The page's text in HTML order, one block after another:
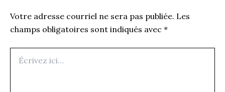
Votre adresse courriel ne sera pas publiée. Les
champs obligatoires sont indiqués avec *
ici…